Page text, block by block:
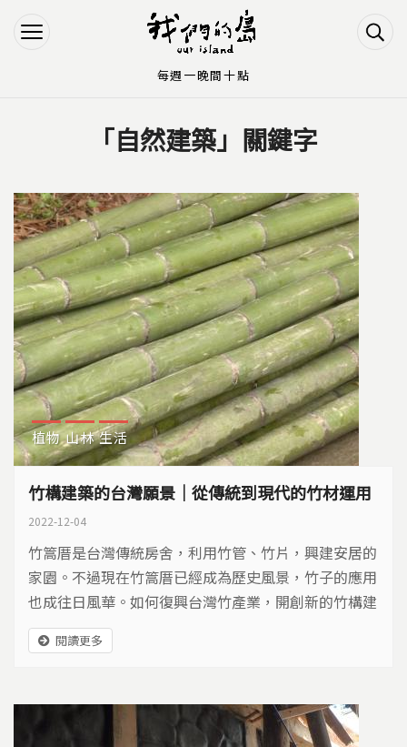
Jump to Navigation
Jump to Main content
「自然建築」關鍵字
植物 山林 生活
竹構建築的台灣願景｜從傳統到現代的竹材運用
2022-12-04
竹篙厝是台灣傳統房舍，利用竹管、竹片，興建安居的
家園。不過現在竹篙厝已經成為歷史風景，竹子的應用
也成往日風華。如何復興台灣竹產業，開創新的竹構建
築，政府與民間合作推動一項願景計畫。
閱讀更多
每週一晚間十點